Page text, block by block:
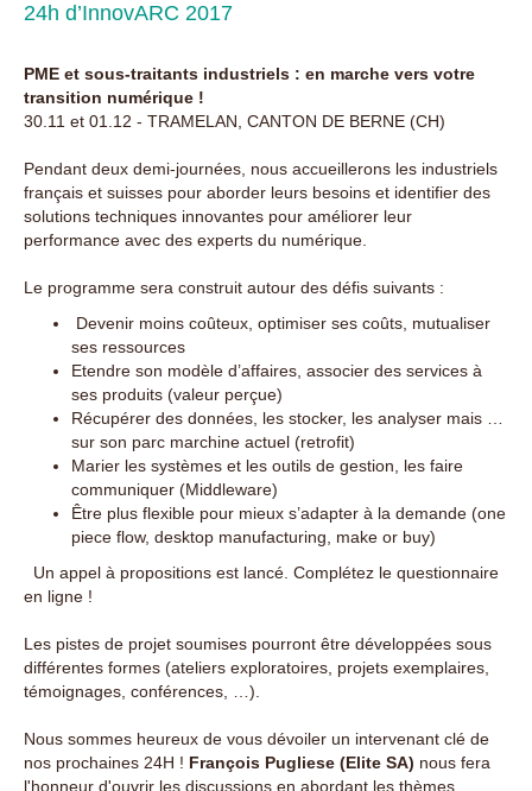
24h d’InnovARC 2017
PME et sous-traitants industriels : en marche vers votre
transition numérique !
30.11 et 01.12 - TRAMELAN, CANTON DE BERNE (CH)
Pendant deux demi-journées, nous accueillerons les industriels
français et suisses pour aborder leurs besoins et identifier des
solutions techniques innovantes pour améliorer leur
performance avec des experts du numérique.
Le programme sera construit autour des défis suivants :
Devenir moins coûteux, optimiser ses coûts, mutualiser
ses ressources
Etendre son modèle d’affaires, associer des services à
ses produits (valeur perçue)
Récupérer des données, les stocker, les analyser mais …
sur son parc marchine actuel (retrofit)
Marier les systèmes et les outils de gestion, les faire
communiquer (Middleware)
Être plus flexible pour mieux s’adapter à la demande (one
piece flow, desktop manufacturing, make or buy)
Un appel à propositions est lancé. Complétez le questionnaire
en ligne !
Les pistes de projet soumises pourront être développées sous
différentes formes (ateliers exploratoires, projets exemplaires,
témoignages, conférences, …).
Nous sommes heureux de vous dévoiler un intervenant clé de
nos prochaines 24H ! François Pugliese (Elite SA) nous fera
l'honneur d'ouvrir les discussions en abordant les thèmes